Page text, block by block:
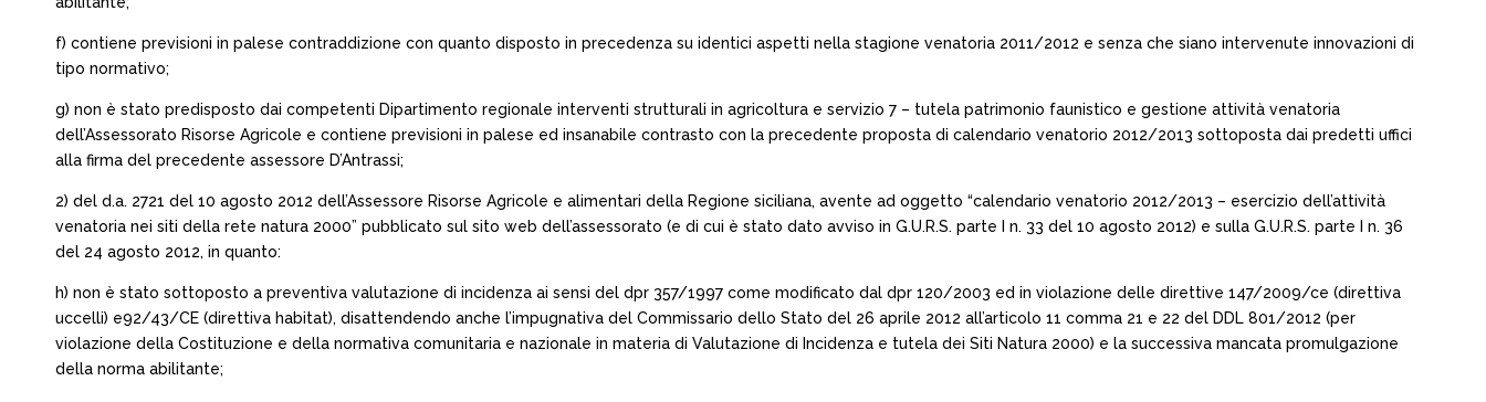
f) contiene previsioni in palese contraddizione con quanto disposto in precedenza su identici aspetti nella stagione venatoria 2011/2012 e senza che siano intervenute innovazioni di
tipo normativo;
g) non è stato predisposto dai competenti Dipartimento regionale interventi strutturali in agricoltura e servizio 7 – tutela patrimonio faunistico e gestione attività venatoria
dell’Assessorato Risorse Agricole e contiene previsioni in palese ed insanabile contrasto con la precedente proposta di calendario venatorio 2012/2013 sottoposta dai predetti uffici
alla firma del precedente assessore D’Antrassi;
2) del d.a. 2721 del 10 agosto 2012 dell’Assessore Risorse Agricole e alimentari della Regione siciliana, avente ad oggetto “calendario venatorio 2012/2013 – esercizio dell’attività
venatoria nei siti della rete natura 2000” pubblicato sul sito web dell’assessorato (e di cui è stato dato avviso in G.U.R.S. parte I n. 33 del 10 agosto 2012) e sulla G.U.R.S. parte I n. 36
del 24 agosto 2012, in quanto:
h) non è stato sottoposto a preventiva valutazione di incidenza ai sensi del dpr 357/1997 come modificato dal dpr 120/2003 ed in violazione delle direttive 147/2009/ce (direttiva
uccelli) e92/43/CE (direttiva habitat), disattendendo anche l’impugnativa del Commissario dello Stato del 26 aprile 2012 all’articolo 11 comma 21 e 22 del DDL 801/2012 (per
violazione della Costituzione e della normativa comunitaria e nazionale in materia di Valutazione di Incidenza e tutela dei Siti Natura 2000) e la successiva mancata promulgazione
della norma abilitante;